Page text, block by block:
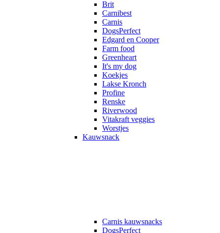
Brit
Carnibest
Carnis
DogsPerfect
Edgard en Cooper
Farm food
Greenheart
It's my dog
Koekjes
Lakse Kronch
Profine
Renske
Riverwood
Vitakraft veggies
Worstjes
Kauwsnack
Carnis kauwsnacks
DogsPerfect